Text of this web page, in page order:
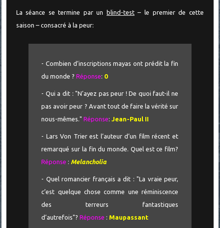
La séance se termine par un blind-test– le premier de cette
saison – consacré à la peur:
- Combien d’inscriptions mayas ont prédit la fin
du monde ?Réponse: 0
- Qui a dit : "N’ayez pas peur ! De quoi faut-il ne
pas avoir peur ? Avant tout de faire la vérité sur
nous-mêmes."Réponse: Jean-Paul II
- Lars Von Trier est l’auteur d’un film récent et
remarqué sur la fin du monde. Quel est ce film?
Réponse : Melancholia
- Quel romancier français a dit : "La vraie peur,
c’est quelque chose comme une réminiscence
des terreurs fantastiques
d’autrefois"?Réponse : Maupassant